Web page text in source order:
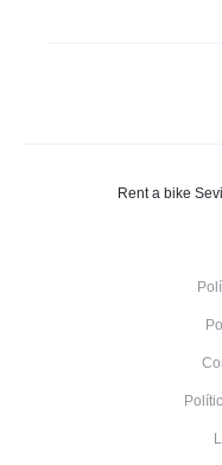
Rent a bike